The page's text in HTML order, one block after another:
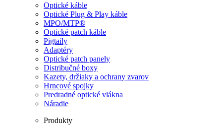
Optické káble
Optické Plug & Play káble
MPO/MTP®
Optické patch káble
Pigtaily
Adaptéry
Optické patch panely
Distribučné boxy
Kazety, držiaky a ochrany zvarov
Hrncové spojky
Predradné optické vlákna
Náradie
Produkty